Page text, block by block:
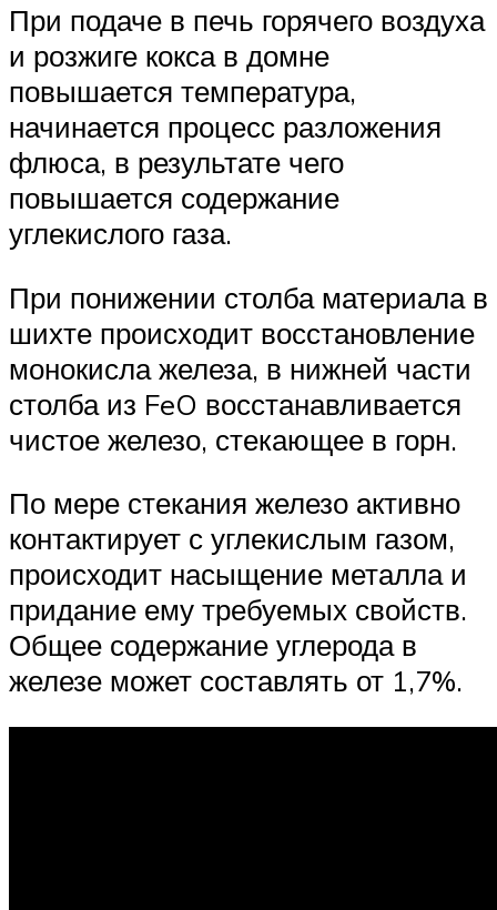
При подаче в печь горячего воздуха
и розжиге кокса в домне
повышается температура,
начинается процесс разложения
флюса, в результате чего
повышается содержание
углекислого газа.
При понижении столба материала в
шихте происходит восстановление
монокисла железа, в нижней части
столба из FeO восстанавливается
чистое железо, стекающее в горн.
По мере стекания железо активно
контактирует с углекислым газом,
происходит насыщение металла и
придание ему требуемых свойств.
Общее содержание углерода в
железе может составлять от 1,7%.